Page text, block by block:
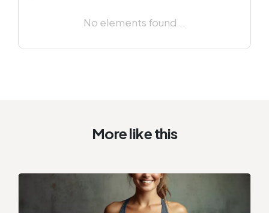
No elements found...
More like this